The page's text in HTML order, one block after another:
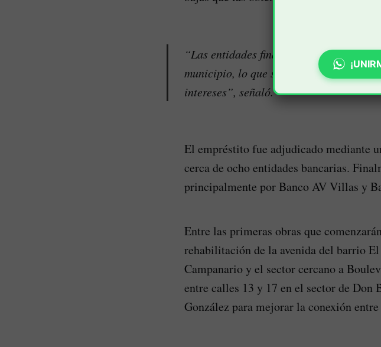
“Las entidades financieras
municipio, lo que se tradujo en tasas
intereses”, señaló.
El empréstito fue adjudicado mediante
cerca de ocho entidades bancarias.
principalmente por Banco AV Villas y
Entre las primeras obras que
rehabilitación de la avenida del barrio
Campanario y el sector cercano a
entre calles 13 y 17 en el sector de
González para mejorar la conexión